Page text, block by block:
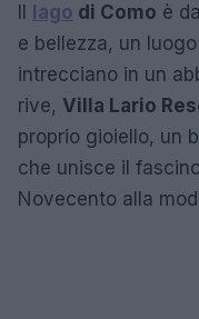
lago di Como è
e bellezza, un
intrecciano in un
rive, Villa Lario
proprio gioiello, un
che unisce il
Novecento alla